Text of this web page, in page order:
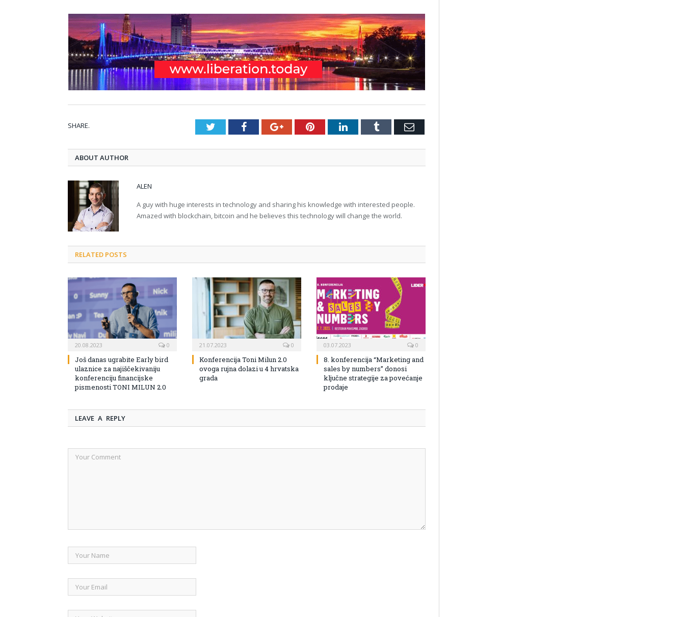
SHARE. TwitterFacebookGoogle+PinterestLinkedInTumblr Email
ABOUT AUTHOR
ALEN
A guy with huge interests in technology and sharing his knowledge with interested people.
Amazed with blockchain, bitcoin and he believes this technology will change the world.
RELATED POSTS
20.08.2023 0
Još danas ugrabite Early bird
ulaznice za najiščekivaniju
konferenciju financijske
pismenosti TONI MILUN 2.0
21.07.2023 0
Konferencija Toni Milun 2.0
ovoga rujna dolazi u 4 hrvatska
grada
03.07.2023 0
8. konferencija “Marketing and
sales by numbers” donosi
ključne strategije za povećanje
prodaje
LEAVE A REPLY